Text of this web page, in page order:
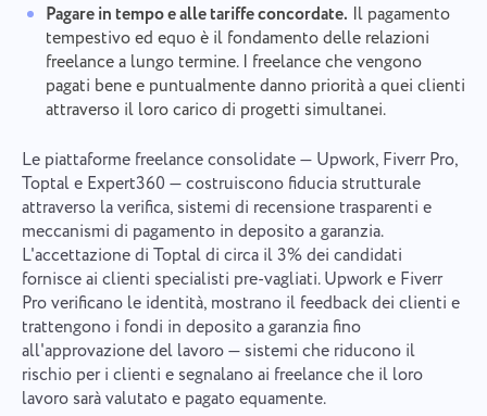
Pagare in tempo e alle tariffe concordate. Il pagamento
tempestivo ed equo è il fondamento delle relazioni
freelance a lungo termine. I freelance che vengono
pagati bene e puntualmente danno priorità a quei clienti
attraverso il loro carico di progetti simultanei.
Le piattaforme freelance consolidate — Upwork, Fiverr Pro,
Toptal e Expert360 — costruiscono fiducia strutturale
attraverso la verifica, sistemi di recensione trasparenti e
meccanismi di pagamento in deposito a garanzia.
L'accettazione di Toptal di circa il 3% dei candidati
fornisce ai clienti specialisti pre-vagliati. Upwork e Fiverr
Pro verificano le identità, mostrano il feedback dei clienti e
trattengono i fondi in deposito a garanzia fino
all'approvazione del lavoro — sistemi che riducono il
rischio per i clienti e segnalano ai freelance che il loro
lavoro sarà valutato e pagato equamente.
traduzione
Fornire una descrizione del problema insieme
all'opzione corretta
Connettiti con noi
Nome
Numero di telefono
Email
Segnalazione di un bug
Si prega di descrivere dettagliatamente il problema
riscontrato, fornendo informazioni specifiche, e di
allegare eventuali file rilevanti. La vostra
partecipazione attiva ci aiuta a migliorare
l'esperienza degli utenti, garantendo un servizio
migliore per tutti.
Your message has been sent
successfully
Grazie per essere parte di
Taskee
Ci familiarizzeremo sicuramente con esso e
Suggerisci la tua funzionalità
Funzionalità
Come funziona
Carica file